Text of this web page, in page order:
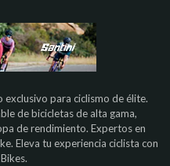
exclusivo para ciclismo de élite.
de bicicletas de alta gama,
de rendimiento. Expertos en
Eleva tu experiencia ciclista con